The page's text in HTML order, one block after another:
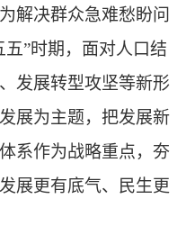
解决群众急难愁盼问
”时期，面对人口结
发展转型攻坚等新形
展为主题，把发展新
系作为战略重点，夯
展更有底气、民生更